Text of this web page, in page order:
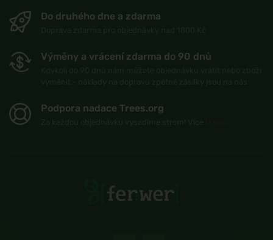
Do druhého dne a zdarma
Výměny a vrácení zdarma do 90 dnů
Podpora nadace Trees.org